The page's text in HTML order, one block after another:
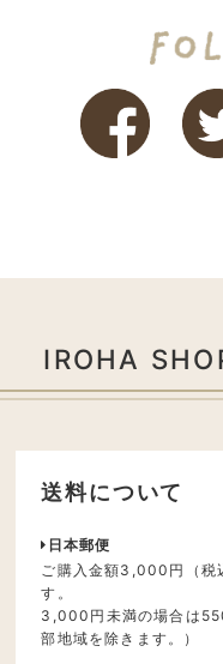
IROHA
送料について
日本郵便
ご購入金額3,000円（税
す。
3,000円未満の場合は
部地域を除きます。）